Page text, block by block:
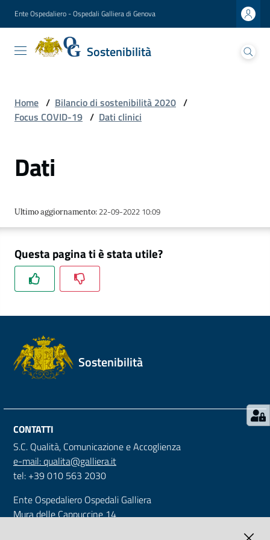
Vai al contenuto
Vai alla navigazione
Vai al footer
Ente Ospedaliero - Ospedali Galliera di Genova
Sostenibilità
Sostenibilità
Ospedali Galliera
Lettera
del
Presentazione
del
Analisi
di
materialità
Mappa
Seguici
Home / Bilancio di sostenibilità 2020 /
Focus COVID-19 / Dati clinici
Dati
Ultimo aggiornamento: 22-09-2022 10:09
Questa pagina ti è stata utile?
Sostenibilità
CONTATTI
S.C. Qualità, Comunicazione e Accoglienza
e-mail: qualita@galliera.it
tel: +39 010 563 2030
Ente Ospedaliero Ospedali Galliera
Mura delle Cappuccine 14